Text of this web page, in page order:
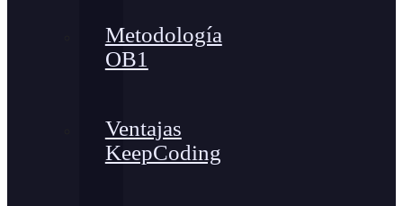
Metodología
OB1
Ventajas
KeepCoding